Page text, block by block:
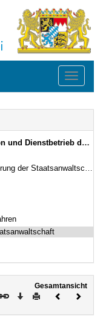
Toggle
und für Verbraucherschutz vom 16. März 2011, Az. 3262 - II - 3110/2010 (JMBl. S. 53)
der Staatsanwaltschaften
Gesamtansicht
Download
DruckenVorheriges